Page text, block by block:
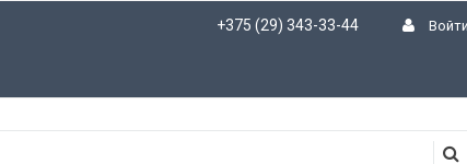
+375 (29) 343-33-44 Войти